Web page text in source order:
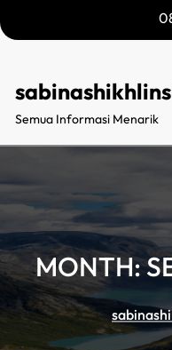
to
Semua Informasi Menarik
MONTH: